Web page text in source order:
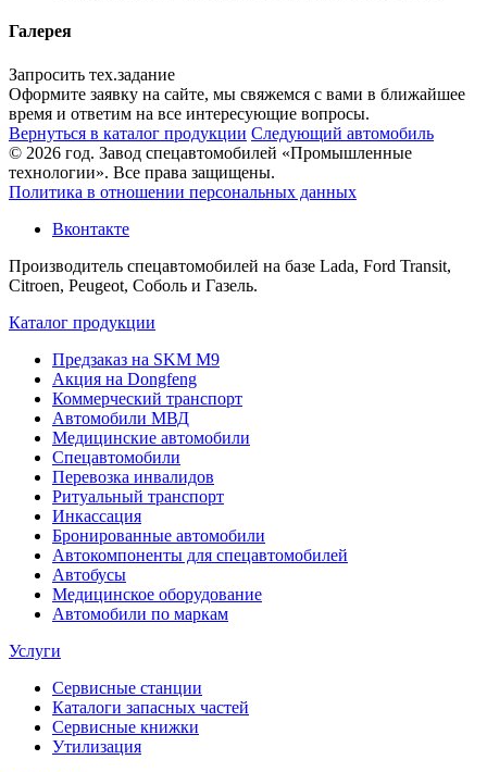
Галерея
Запросить тех.задание
Оформите заявку на сайте, мы свяжемся с вами в ближайшее
время и ответим на все интересующие вопросы.
Вернуться в каталог продукции Следующий автомобиль
© 2026 год. Завод спецавтомобилей «Промышленные
технологии». Все права защищены.
Политика в отношении персональных данных
Вконтакте
Производитель спецавтомобилей на базе Lada, Ford Transit,
Citroen, Peugeot, Соболь и Газель.
Каталог продукции
Предзаказ на SKM M9
Акция на Dongfeng
Коммерческий транспорт
Автомобили МВД
Медицинские автомобили
Спецавтомобили
Перевозка инвалидов
Ритуальный транспорт
Инкассация
Бронированные автомобили
Автокомпоненты для спецавтомобилей
Автобусы
Медицинское оборудование
Автомобили по маркам
Услуги
Сервисные станции
Каталоги запасных частей
Сервисные книжки
Утилизация